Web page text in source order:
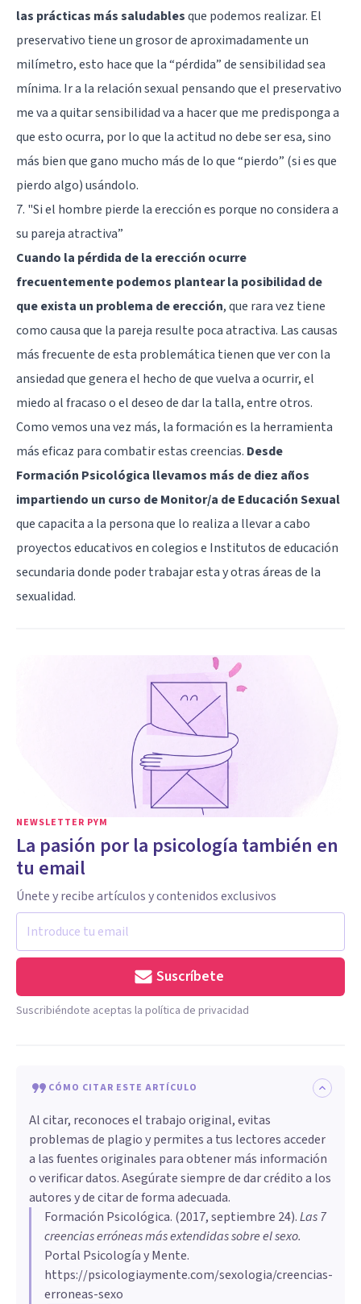
las prácticas más saludablesque podemos realizar. El
preservativo tiene un grosor de aproximadamente un
milímetro, esto hace que la “pérdida” de sensibilidad sea
mínima. Ir a la relación sexual pensando que el preservativo
me va a quitar sensibilidad va a hacer que me predisponga a
que esto ocurra, por lo que la actitud no debe ser esa, sino
más bien que gano mucho más de lo que “pierdo” (si es que
pierdo algo) usándolo.
7. "Si el hombre pierde la erección es porque no considera a
su pareja atractiva”
Cuando la pérdida de la erección ocurre
frecuentemente podemos plantear la posibilidad de
que exista un problema de erección, que rara vez tiene
como causa que la pareja resulte poca atractiva. Las causas
más frecuente de esta problemática tienen que ver con la
ansiedad que genera el hecho de que vuelva a ocurrir, el
miedo al fracaso o el deseo de dar la talla, entre otros.
Como vemos una vez más, la formación es la herramienta
más eficaz para combatir estas creencias. Desde
Formación Psicológica llevamos más de diez años
impartiendo un curso de Monitor/a de Educación Sexual
que capacita a la persona que lo realiza a llevar a cabo
proyectos educativos en colegios e Institutos de educación
secundaria donde poder trabajar esta y otras áreas de la
sexualidad.
NEWSLETTER PYM
La pasión por la psicología también en
tu email
Únete y recibe artículos y contenidos exclusivos
Suscríbete
Suscribiéndote aceptas la política de privacidad
CÓMO CITAR ESTE ARTÍCULO
Al citar, reconoces el trabajo original, evitas
problemas de plagio y permites a tus lectores acceder
a las fuentes originales para obtener más información
o verificar datos. Asegúrate siempre de dar crédito a los
autores y de citar de forma adecuada.
Formación Psicológica. (2017, septiembre 24).​Las 7
creencias erróneas más extendidas sobre el sexo.
Portal Psicología y Mente.
https://psicologiaymente.com/sexologia/creencias-
erroneas-sexo